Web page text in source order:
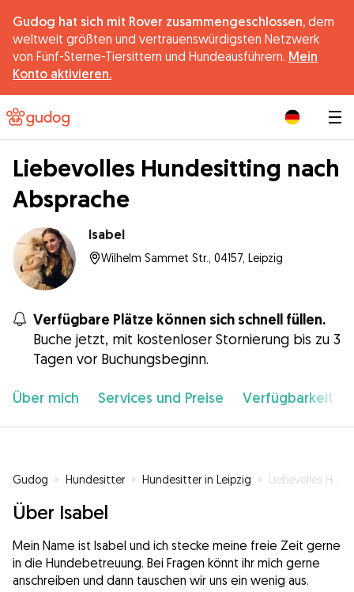
Gudog hat sich mit Rover zusammengeschlossen, dem
weltweit größten und vertrauenswürdigsten Netzwerk
von Fünf-Sterne-Tiersittern und Hundeausführern. Mein
Konto aktivieren.
Liebevolles Hundesitting nach
Absprache
Isabel
Wilhelm Sammet Str., 04157, Leipzig
Verfügbare Plätze können sich schnell füllen.
Buche jetzt, mit kostenloser Stornierung bis zu 3
Tagen vor Buchungsbeginn.
Über mich Services und Preise Verfügbarkeit
Gudog » Hundesitter » Hundesitter in Leipzig » Liebevolles Hundesitting nach Absprache
Über Isabel
Mein Name ist Isabel und ich stecke meine freie Zeit gerne
in die Hundebetreuung. Bei Fragen könnt ihr mich gerne
anschreiben und dann tauschen wir uns ein wenig aus.